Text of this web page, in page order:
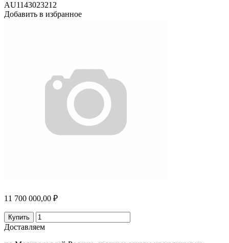
AU1143023212
Добавить в избранное
11 700 000,00 ₽
Купить
Доставляем